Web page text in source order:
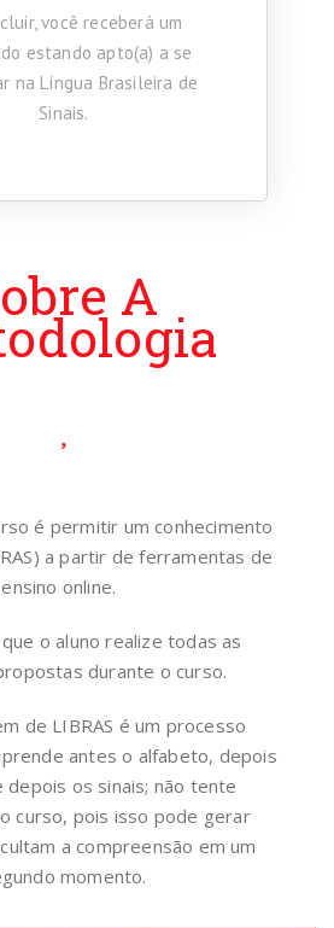
você receberá um
estando apto(a) a se
na Língua Brasileira de
Sinais.
A
é permitir um conhecimento
a partir de ferramentas de
ensino online.
o aluno realize todas as
durante o curso.
de LIBRAS é um processo
antes o alfabeto, depois
depois os sinais; não tente
curso, pois isso pode gerar
a compreensão em um
momento.